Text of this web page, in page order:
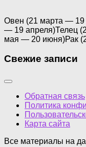
Овен (21 марта — 19
— 19 апреля)Телец
мая — 20 июня)Рак
Свежие записи
Обратная связь
Политика
Карта сайта
Все материалы на